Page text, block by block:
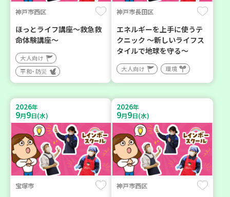
神戸市西区
ほっとライフ講座～救急救
命体験講座～
大人向け
平和・防災
神戸市長田区
エネルギーを上手に使うテ
クニック ～新しいライフス
タイルで地球を守る～
大人向け 環境
2026年
9月9日(水)
宝塚市
2026年
9月9日(水)
神戸市西区